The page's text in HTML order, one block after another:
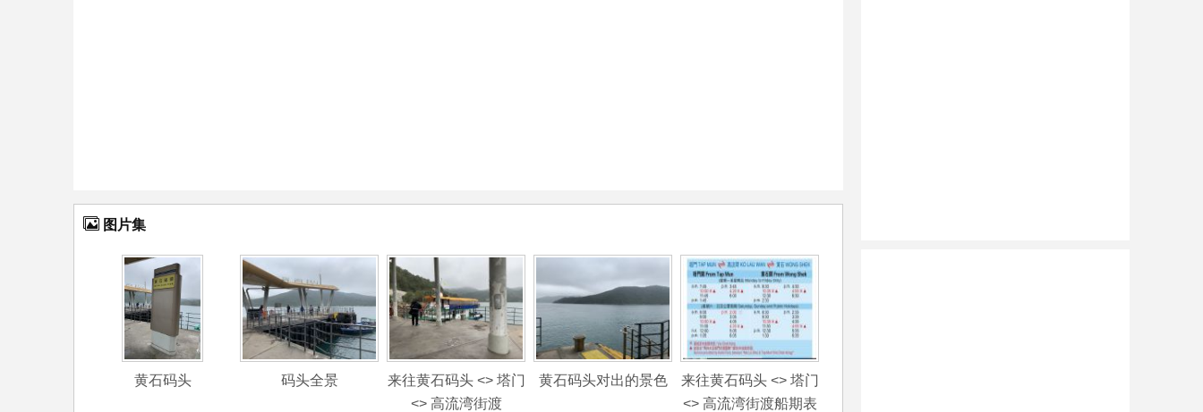
图片集
黄石码头 码头全景
来往黄石码头 <> 塔门
<> 高流湾街渡
黄石码头对出的景色
来往黄石码头 <> 塔门
<> 高流湾街渡船期表